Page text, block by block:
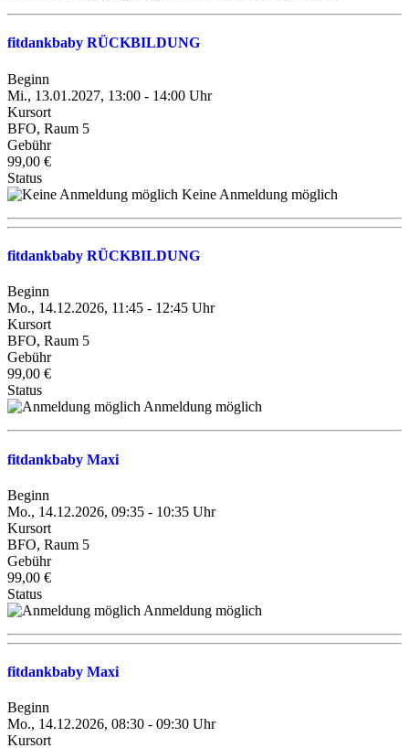
fitdankbaby RÜCKBILDUNG
Beginn
Mi., 13.01.2027, 13:00 - 14:00 Uhr
Kursort
BFO, Raum 5
Gebühr
99,00 €
Status
Keine Anmeldung möglich
fitdankbaby RÜCKBILDUNG
Beginn
Mo., 14.12.2026, 11:45 - 12:45 Uhr
Kursort
BFO, Raum 5
Gebühr
99,00 €
Status
Anmeldung möglich
fitdankbaby Maxi
Beginn
Mo., 14.12.2026, 09:35 - 10:35 Uhr
Kursort
BFO, Raum 5
Gebühr
99,00 €
Status
Anmeldung möglich
fitdankbaby Maxi
Beginn
Mo., 14.12.2026, 08:30 - 09:30 Uhr
Kursort